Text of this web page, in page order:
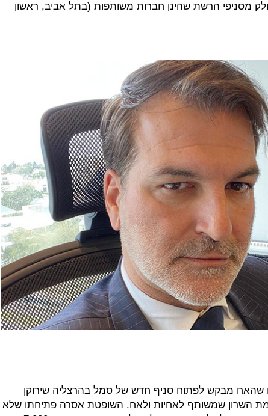
מסניפי הרשת שהינן חברות משותפות (בתל אביב, ראשון
שהאח מבקש לפתוח סניף חדש של סמל בהרצליה שירוקן
השרון שמשותף לאחיות ולאח. השופטת אסרה פתיחתו שלא